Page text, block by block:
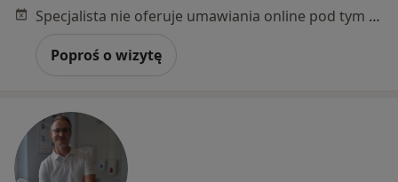
Specjalista nie oferuje umawiania online pod tym adresem.
Poproś o wizytę